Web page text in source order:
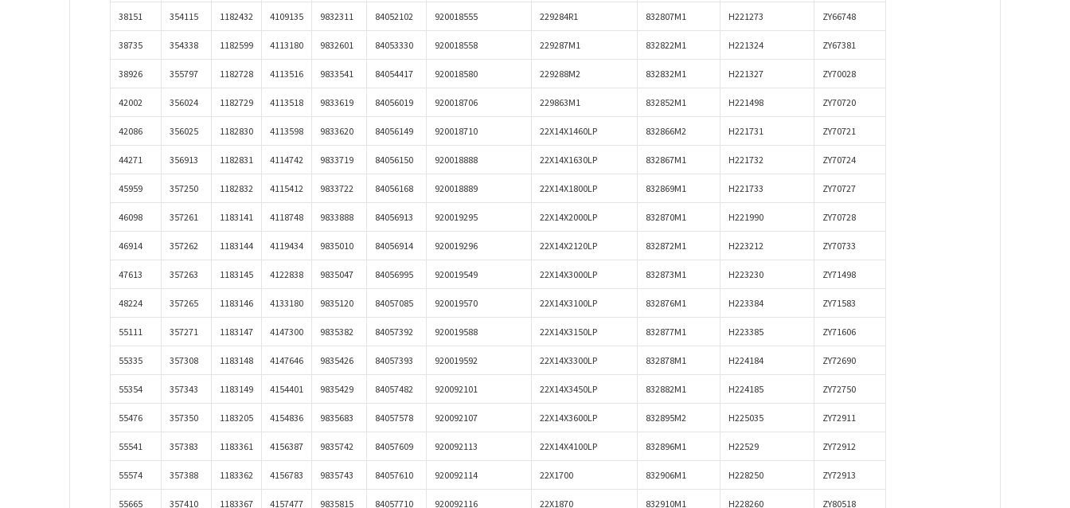
38151 354115 1182432 4109135 9832311 84052102 920018555 229284R1 832807M1 H221273 ZY66748
38735 354338 1182599 4113180 9832601 84053330 920018558 229287M1 832822M1 H221324 ZY67381
38926 355797 1182728 4113516 9833541 84054417 920018580 229288M2 832832M1 H221327 ZY70028
42002 356024 1182729 4113518 9833619 84056019 920018706 229863M1 832852M1 H221498 ZY70720
42086 356025 1182830 4113598 9833620 84056149 920018710 22X14X1460LP 832866M2 H221731 ZY70721
44271 356913 1182831 4114742 9833719 84056150 920018888 22X14X1630LP 832867M1 H221732 ZY70724
45959 357250 1182832 4115412 9833722 84056168 920018889 22X14X1800LP 832869M1 H221733 ZY70727
46098 357261 1183141 4118748 9833888 84056913 920019295 22X14X2000LP 832870M1 H221990 ZY70728
46914 357262 1183144 4119434 9835010 84056914 920019296 22X14X2120LP 832872M1 H223212 ZY70733
47613 357263 1183145 4122838 9835047 84056995 920019549 22X14X3000LP 832873M1 H223230 ZY71498
48224 357265 1183146 4133180 9835120 84057085 920019570 22X14X3100LP 832876M1 H223384 ZY71583
55111 357271 1183147 4147300 9835382 84057392 920019588 22X14X3150LP 832877M1 H223385 ZY71606
55335 357308 1183148 4147646 9835426 84057393 920019592 22X14X3300LP 832878M1 H224184 ZY72690
55354 357343 1183149 4154401 9835429 84057482 920092101 22X14X3450LP 832882M1 H224185 ZY72750
55476 357350 1183205 4154836 9835683 84057578 920092107 22X14X3600LP 832895M2 H225035 ZY72911
55541 357383 1183361 4156387 9835742 84057609 920092113 22X14X4100LP 832896M1 H22529 ZY72912
55574 357388 1183362 4156783 9835743 84057610 920092114 22X1700 832906M1 H228250 ZY72913
55665 357410 1183367 4157477 9835815 84057710 920092116 22X1870 832910M1 H228260 ZY80518